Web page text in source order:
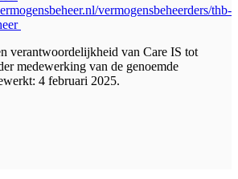
vermogensbeheerders/thb-
verantwoordelijkheid van Care IS tot
medewerking van de genoemde
4 februari 2025.